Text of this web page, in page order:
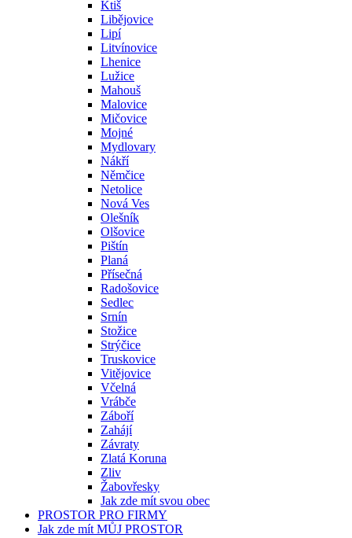
Ktiš
Libějovice
Lipí
Litvínovice
Lhenice
Lužice
Mahouš
Malovice
Mičovice
Mojné
Mydlovary
Nákří
Němčice
Netolice
Nová Ves
Olešník
Olšovice
Pištín
Planá
Přísečná
Radošovice
Sedlec
Srnín
Stožice
Strýčice
Truskovice
Vitějovice
Včelná
Vrábče
Záboří
Zahájí
Závraty
Zlatá Koruna
Zliv
Žabovřesky
Jak zde mít svou obec
PROSTOR PRO FIRMY
Jak zde mít MŮJ PROSTOR